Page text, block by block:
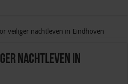
veiliger nachtleven in Eindhoven
nachtleven in